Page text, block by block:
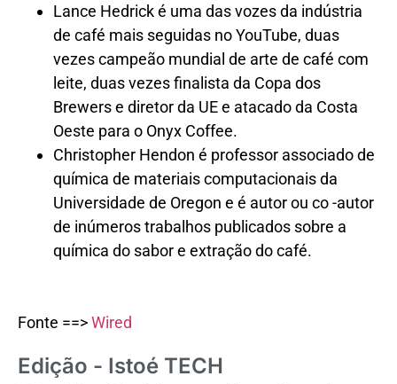
Lance Hedrick é uma das vozes da indústria
de café mais seguidas no YouTube, duas
vezes campeão mundial de arte de café com
leite, duas vezes finalista da Copa dos
Brewers e diretor da UE e atacado da Costa
Oeste para o Onyx Coffee.
Christopher Hendon é professor associado de
química de materiais computacionais da
Universidade de Oregon e é autor ou co -autor
de inúmeros trabalhos publicados sobre a
química do sabor e extração do café.
Fonte ==>Wired
Edição - Istoé TECH